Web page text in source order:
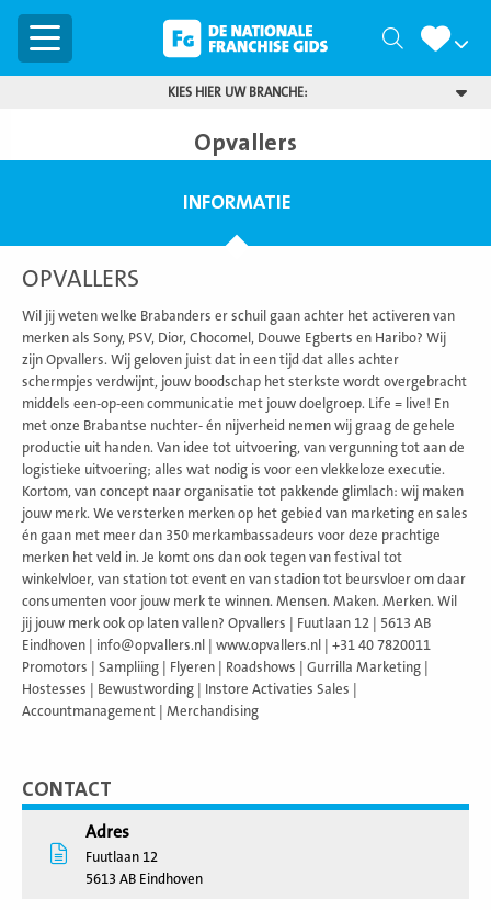
Menu Zoeken
KIES HIER UW BRANCHE:
Opvallers
INFORMATIE
OPVALLERS
Wil jij weten welke Brabanders er schuil gaan achter het activeren van
merken als Sony, PSV, Dior, Chocomel, Douwe Egberts en Haribo? Wij
zijn Opvallers. Wij geloven juist dat in een tijd dat alles achter
schermpjes verdwijnt, jouw boodschap het sterkste wordt overgebracht
middels een-op-een communicatie met jouw doelgroep. Life = live! En
met onze Brabantse nuchter- én nijverheid nemen wij graag de gehele
productie uit handen. Van idee tot uitvoering, van vergunning tot aan de
logistieke uitvoering; alles wat nodig is voor een vlekkeloze executie.
Kortom, van concept naar organisatie tot pakkende glimlach: wij maken
jouw merk. We versterken merken op het gebied van marketing en sales
én gaan met meer dan 350 merkambassadeurs voor deze prachtige
merken het veld in. Je komt ons dan ook tegen van festival tot
winkelvloer, van station tot event en van stadion tot beursvloer om daar
consumenten voor jouw merk te winnen. Mensen. Maken. Merken. Wil
jij jouw merk ook op laten vallen? Opvallers | Fuutlaan 12 | 5613 AB
Eindhoven | info@opvallers.nl | www.opvallers.nl | +31 40 7820011
Promotors | Sampliing | Flyeren | Roadshows | Gurrilla Marketing |
Hostesses | Bewustwording | Instore Activaties Sales |
Accountmanagement | Merchandising
CONTACT
Adres
Fuutlaan 12
5613 AB Eindhoven